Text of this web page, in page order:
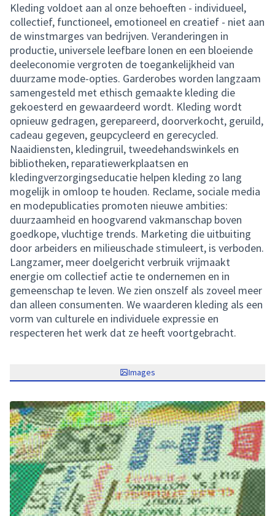
Kleding voldoet aan al onze behoeften - individueel,
collectief, functioneel, emotioneel en creatief - niet aan
de winstmarges van bedrijven. Veranderingen in
productie, universele leefbare lonen en een bloeiende
deeleconomie vergroten de toegankelijkheid van
duurzame mode-opties. Garderobes worden langzaam
samengesteld met ethisch gemaakte kleding die
gekoesterd en gewaardeerd wordt. Kleding wordt
opnieuw gedragen, gerepareerd, doorverkocht, geruild,
cadeau gegeven, geupcycleerd en gerecycled.
Naaidiensten, kledingruil, tweedehandswinkels en
bibliotheken, reparatiewerkplaatsen en
kledingverzorgingseducatie helpen kleding zo lang
mogelijk in omloop te houden. Reclame, sociale media
en modepublicaties promoten nieuwe ambities:
duurzaamheid en hoogvarend vakmanschap boven
goedkope, vluchtige trends. Marketing die uitbuiting
door arbeiders en milieuschade stimuleert, is verboden.
Langzamer, meer doelgericht verbruik vrijmaakt
energie om collectief actie te ondernemen en in
gemeenschap te leven. We zien onszelf als zoveel meer
dan alleen consumenten. We waarderen kleding als een
vorm van culturele en individuele expressie en
respecteren het werk dat ze heeft voortgebracht.
Images